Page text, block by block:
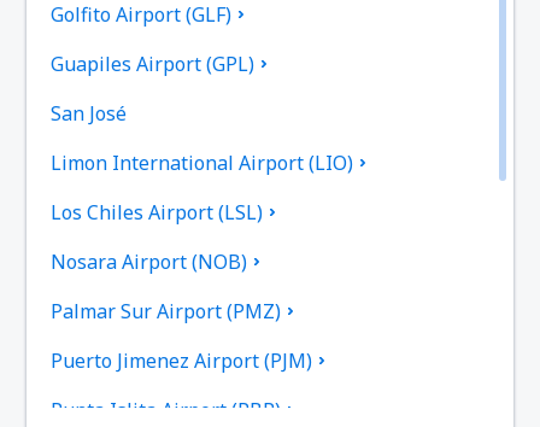
Golfito Airport (GLF)
Guapiles Airport (GPL)
San José
Limon International Airport (LIO)
Los Chiles Airport (LSL)
Nosara Airport (NOB)
Palmar Sur Airport (PMZ)
Puerto Jimenez Airport (PJM)
Punta Islita Airport (PBP)